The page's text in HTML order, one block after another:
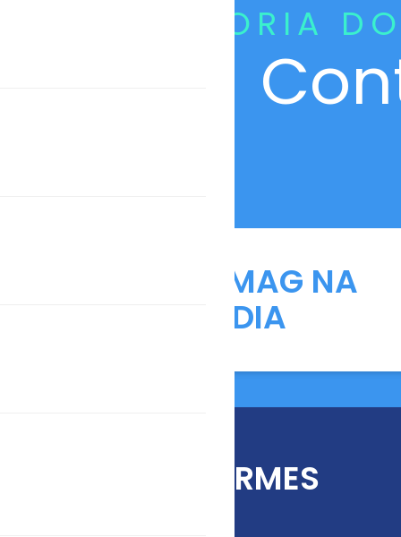
CURADORIA
ANFARMAG NA
MÍDIA
INFORMES